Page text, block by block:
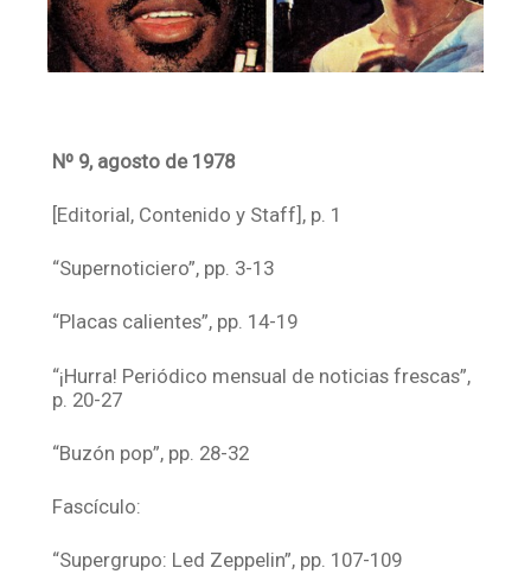
Nº 9, agosto de 1978
[Editorial, Contenido y Staff], p. 1
“Supernoticiero”, pp. 3-13
“Placas calientes”, pp. 14-19
“¡Hurra! Periódico mensual de noticias frescas”,
p. 20-27
“Buzón pop”, pp. 28-32
Fascículo:
“Supergrupo: Led Zeppelin”, pp. 107-109